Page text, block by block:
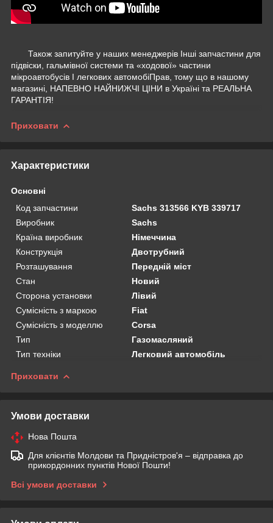
Також запитуйте у наших менеджерів Інші запчастини для
підвіски, гальмівної системи та «ходової» частини
мікроавтобусів І легкових автомобіПрав, тому що в нашому
магазині, НАПЕВНО НАЙНИЖЧІ ЦІНИ в Україні та РЕАЛЬНА
ГАРАНТІЯ!
Приховати
Характеристики
Основні
Код запчастини
Sachs 313566 KYB 339717
Виробник
Sachs
Країна виробник
Німеччина
Конструкція
Двотрубний
Розташування
Передній міст
Стан
Новий
Сторона установки
Лівий
Сумісність з маркою
Fiat
Сумісність з моделлю
Corsa
Тип
Газомасляний
Тип техніки
Легковий автомобіль
Приховати
Умови доставки
Нова Пошта
Для клієнтів Молдови та Придністров'я – відправка до
прикордонних пунктів Нової Пошти!
Всі умови доставки